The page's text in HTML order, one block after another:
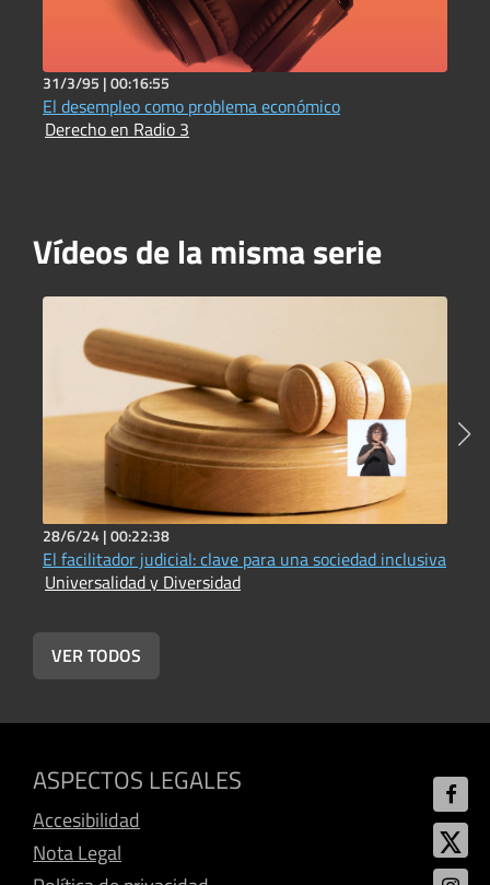
31/3/95 |00:16:55
El desempleo como problema económico
Derecho en Radio 3
Vídeos de la misma serie
28/6/24 |00:22:38
El facilitador judicial: clave para una sociedad inclusiva
Universalidad y Diversidad
VER TODOS
ASPECTOS LEGALES
Accesibilidad
Nota Legal